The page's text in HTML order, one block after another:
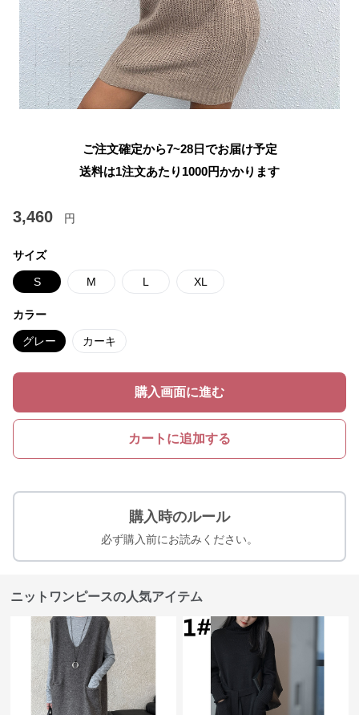
ご注文確定から7~28日でお届け予定
送料は1注文あたり 1000円かかります
3,460 円
サイズ
S M L XL
カラー
グレー カーキ
購入画面に進む
カートに追加する
購入時のルール
必ず購入前にお読みください。
ニットワンピースの人気アイテム